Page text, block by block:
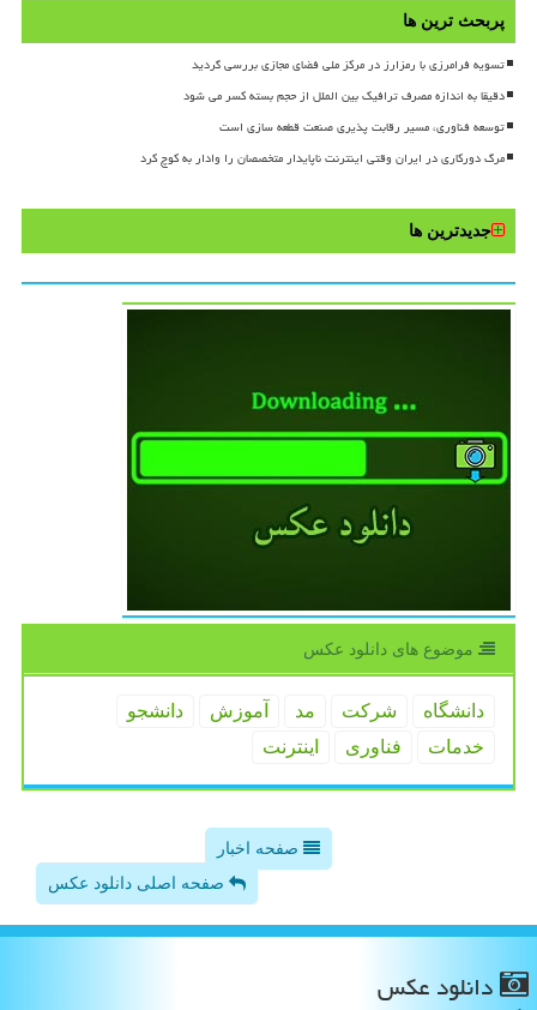
پربحث ترین ها
تسویه فرامرزی با رمزارز در مرکز ملی فضای مجازی بررسی گردید
دقیقا به اندازه مصرف ترافیک بین الملل از حجم بسته کسر می شود
توسعه فناوری، مسیر رقابت پذیری صنعت قطعه سازی است
مرگ دورکاری در ایران وقتی اینترنت ناپایدار متخصصان را وادار به کوچ کرد
جدیدترین ها
موضوع های دانلود عكس
دانشگاه شركت مد آموزش
دانشجو
خدمات
فناوری اینترنت
صفحه اخبار
صفحه اصلی دانلود عکس
دانلود عكس